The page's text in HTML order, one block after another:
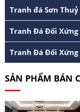
Tranh đá Sơn
Tranh Đá Đối
Tranh Đá Đối Xứng
SẢN PHẨM BÁN